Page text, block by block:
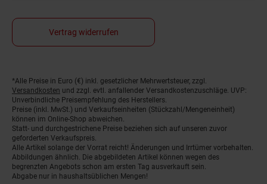
Vertrag widerrufen
Fußnoten
*Alle Preise in Euro (€) inkl. gesetzlicher Mehrwertsteuer, zzgl.
Versandkosten und zzgl. evtl. anfallender Versandkostenzuschläge. UVP:
Unverbindliche Preisempfehlung des Herstellers.
Preise (inkl. MwSt.) und Verkaufseinheiten (Stückzahl/Mengeneinheit)
können im Online-Shop abweichen.
Statt- und durchgestrichene Preise beziehen sich auf unseren zuvor
geforderten Verkaufspreis.
Alle Artikel solange der Vorrat reicht! Änderungen und Irrtümer vorbehalten.
Abbildungen ähnlich. Die abgebildeten Artikel können wegen des
begrenzten Angebots schon am ersten Tag ausverkauft sein.
Abgabe nur in haushaltsüblichen Mengen!